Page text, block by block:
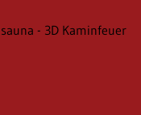
- 3D Kaminfeuer